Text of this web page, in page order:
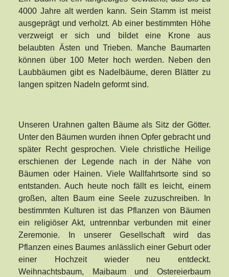
4000 Jahre alt werden kann. Sein Stamm ist meist
ausgeprägt und verholzt. Ab einer bestimmten Höhe
verzweigt er sich und bildet eine Krone aus
belaubten Ästen und Trieben. Manche Baumarten
können über 100 Meter hoch werden. Neben den
Laubbäumen gibt es Nadelbäume, deren Blätter zu
langen spitzen Nadeln geformt sind.
Unseren Urahnen galten Bäume als Sitz der Götter.
Unter den Bäumen wurden ihnen Opfer gebracht und
später Recht gesprochen. Viele christliche Heilige
erschienen der Legende nach in der Nähe von
Bäumen oder Hainen. Viele Wallfahrtsorte sind so
entstanden. Auch heute noch fällt es leicht, einem
großen, alten Baum eine Seele zuzuschreiben. In
bestimmten Kulturen ist das Pflanzen von Bäumen
ein religiöser Akt, untrennbar verbunden mit einer
Zeremonie. In unserer Gesellschaft wird das
Pflanzen eines Baumes anlässlich einer Geburt oder
einer Hochzeit wieder neu entdeckt.
Weihnachtsbaum, Maibaum und Ostereierbaum